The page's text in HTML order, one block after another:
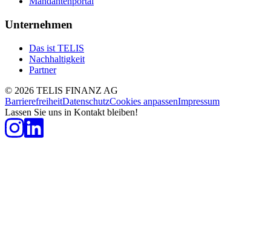
Unternehmen
Das ist TELIS
Nachhaltigkeit
Partner
© 2026 TELIS FINANZ AG
BarrierefreiheitDatenschutzCookies anpassenImpressum
Lassen Sie uns in Kontakt bleiben!